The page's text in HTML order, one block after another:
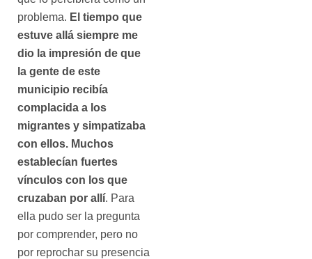
problema. El tiempo que
estuve allá siempre me
dio la impresión de que
la gente de este
municipio recibía
complacida a los
migrantes y simpatizaba
con ellos. Muchos
establecían fuertes
vínculos con los que
cruzaban por allí. Para
ella pudo ser la pregunta
por comprender, pero no
por reprochar su presencia